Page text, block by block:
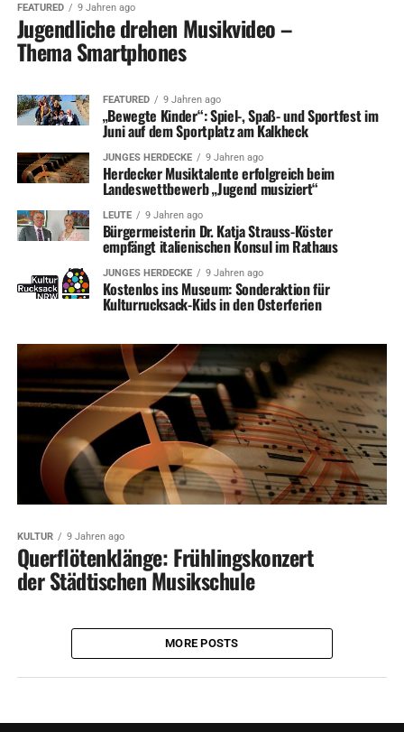
FEATURED 9 Jahren ago
Jugendliche drehen Musikvideo –
Thema Smartphones
FEATURED 9 Jahren ago
„Bewegte Kinder“: Spiel-, Spaß- und Sportfest im
Juni auf dem Sportplatz am Kalkheck
JUNGES HERDECKE 9 Jahren ago
Herdecker Musiktalente erfolgreich beim
Landeswettbewerb „Jugend musiziert“
LEUTE 9 Jahren ago
Bürgermeisterin Dr. Katja Strauss-Köster
empfängt italienischen Konsul im Rathaus
JUNGES HERDECKE 9 Jahren ago
Kostenlos ins Museum: Sonderaktion für
Kulturrucksack-Kids in den Osterferien
KULTUR 9 Jahren ago
Querflötenklänge: Frühlingskonzert
der Städtischen Musikschule
MORE POSTS